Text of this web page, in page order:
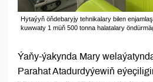
Hytaýyň öňdebaryjy tehnikalary bilen
kuwwaty 1 müň 500 tonna halatalary
Ýaňy-ýakynda Mary
Parahat Atadurdyýewiň